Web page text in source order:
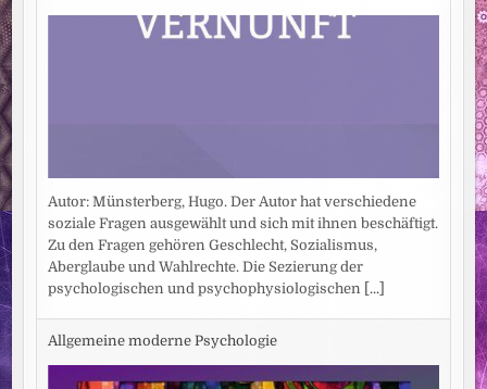
Autor: Münsterberg, Hugo. Der Autor hat verschiedene
soziale Fragen ausgewählt und sich mit ihnen beschäftigt.
Zu den Fragen gehören Geschlecht, Sozialismus,
Aberglaube und Wahlrechte. Die Sezierung der
psychologischen und psychophysiologischen [...]
Allgemeine moderne Psychologie